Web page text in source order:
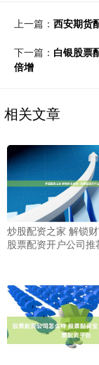
上一篇： 西安期货
下一篇： 白银股票
倍增
相关文章
炒股配资之家 解锁财
股票配资开户公司推